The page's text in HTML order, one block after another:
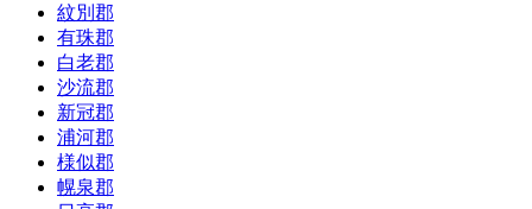
紋別郡
有珠郡
白老郡
沙流郡
新冠郡
浦河郡
様似郡
幌泉郡